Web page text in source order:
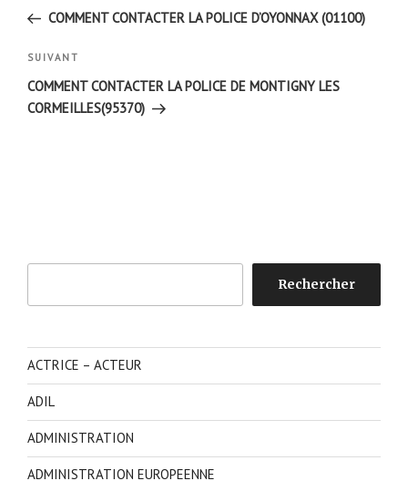
l’article
précédent
COMMENT CONTACTER LA POLICE D’OYONNAX (01100)
Article
suivant
SUIVANT
COMMENT CONTACTER LA POLICE DE MONTIGNY LES
CORMEILLES(95370)
Rechercher
ACTRICE – ACTEUR
ADIL
ADMINISTRATION
ADMINISTRATION EUROPEENNE